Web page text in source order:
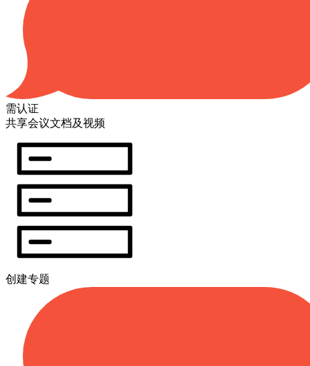
需认证
共享会议文档及视频
创建专题